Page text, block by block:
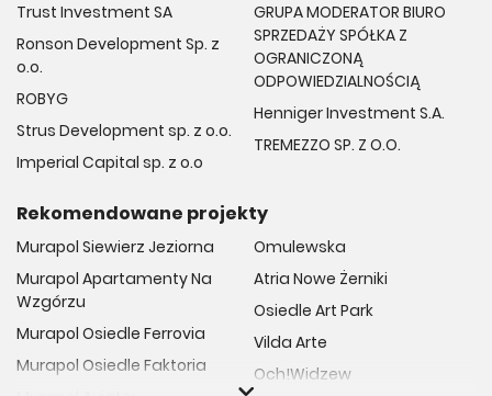
Trust Investment SA
Ronson Development Sp. z
o.o.
ROBYG
Strus Development sp. z o.o.
Imperial Capital sp. z o.o
GRUPA MODERATOR BIURO
SPRZEDAŻY SPÓŁKA Z
OGRANICZONĄ
ODPOWIEDZIALNOŚCIĄ
Henniger Investment S.A.
TREMEZZO SP. Z O.O.
Rekomendowane projekty
Murapol Siewierz Jeziorna
Murapol Apartamenty Na
Wzgórzu
Murapol Osiedle Ferrovia
Murapol Osiedle Faktoria
Omulewska
Atria Nowe Żerniki
Osiedle Art Park
Vilda Arte
Och!Widzew